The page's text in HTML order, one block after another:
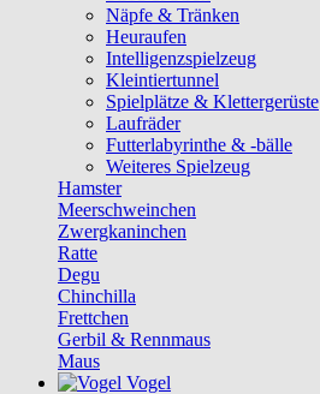
Näpfe & Tränken
Heuraufen
Intelligenzspielzeug
Kleintiertunnel
Spielplätze & Klettergerüste
Laufräder
Futterlabyrinthe & -bälle
Weiteres Spielzeug
Hamster
Meerschweinchen
Zwergkaninchen
Ratte
Degu
Chinchilla
Frettchen
Gerbil & Rennmaus
Maus
Vogel